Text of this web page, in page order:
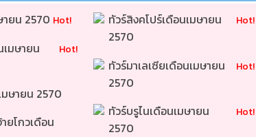
ายน 2570 Hot!
มษายน
Hot!
มษายน 2570
ยโกวเดือน
ทัวร์สิงคโปร์เดือนเมษายน
2570
Hot!
ทัวร์มาเลเซียเดือนเมษายน
2570
Hot!
ทัวร์บรูไนเดือนเมษายน
2570
Hot!